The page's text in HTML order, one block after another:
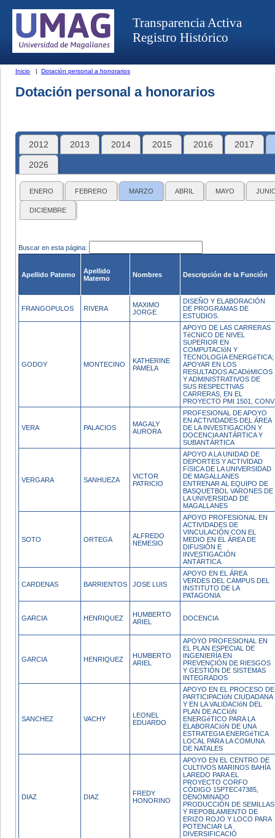
Transparencia Activa
Registro Histórico
Inicio | Dotación personal a honorarios
Dotación personal a honorarios
2012 2013 2014 2015 2016 2017
2026
ENERO FEBRERO MARZO ABRIL MAYO
DICIEMBRE
Buscar en esta página:
Apellido Paterno
Apellido
Materno
Nombres Descripción de la Función
FRANGOPULOS RIVERA
MAXIMO
JORGE
DISEÑO Y ELABORACIÓN
DE PROGRAMAS DE
ESTUDIOS.
GODOY MONTECINO
KATHERINE
PAMELA
APOYO DE LAS CARRERAS
TéCNICO DE NIVEL
SUPERIOR EN
COMPUTACIóN Y
TECNOLOGíA ENERGéTICA;
APOYAR EN LOS
RESULTADOS ACADéMICOS
Y ADMINISTRATIVOS DE
SUS RESPECTIVAS
CARRERAS, EN EL
PROYECTO PMI 1501, CONV
VERA PALACIOS
MAGALY
AURORA
PROFESIONAL DE APOYO
EN ACTIVIDADES DEL ÁREA
DE LA INVESTIGACIÓN Y
DOCENCIA ANTÁRTICA Y
SUBANTÁRTICA
VERGARA SANHUEZA
VICTOR
PATRICIO
APOYO A LA UNIDAD DE
DEPORTES Y ACTIVIDAD
FíSICA DE LA UNIVERSIDAD
DE MAGALLANES
ENTRENAR AL EQUIPO DE
BASQUETBOL VARONES DE
LA UNIVERSIDAD DE
MAGALLANES
SOTO ORTEGA
ALFREDO
NEMESIO
APOYO PROFESIONAL EN
ACTIVIDADES DE
VINCULACIÓN CON EL
MEDIO EN EL ÁREA DE
DIFUSIÓN E
INVESTIGACIÓN
ANTÁRTICA.
CARDENAS BARRIENTOS JOSE LUIS
APOYO EN EL ÁREA
VERDES DEL CAMPUS DEL
INSTITUTO DE LA
PATAGONIA
GARCIA HENRIQUEZ
HUMBERTO
ARIEL
DOCENCIA
GARCIA HENRIQUEZ
HUMBERTO
ARIEL
APOYO PROFESIONAL EN
EL PLAN ESPECIAL DE
INGENIERÍA EN
PREVENCIÓN DE RIESGOS
Y GESTIÓN DE SISTEMAS
INTEGRADOS
SANCHEZ VACHY
LEONEL
EDUARDO
APOYO EN EL PROCESO DE
PARTICIPACIóN CIUDADANA
Y EN LA VALIDACIóN DEL
PLAN DE ACCIóN
ENERGéTICO PARA LA
ELABORACIóN DE UNA
ESTRATEGIA ENERGéTICA
LOCAL PARA LA COMUNA
DE NATALES
DIAZ DIAZ
FREDY
HONORINO
APOYO EN EL CENTRO DE
CULTIVOS MARINOS BAHÍA
LAREDO PARA EL
PROYECTO CORFO
CÓDIGO 15PTEC47385,
DENOMINADO
PRODUCCIÓN DE SEMILLAS
Y REPOBLAMIENTO DE
ERIZO ROJO Y LOCO PARA
POTENCIAR LA
DIVERSIFICACIÓ